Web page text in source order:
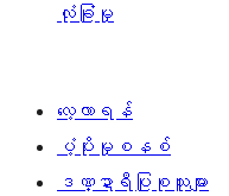
လုံခြုံမှု
လေ့လာရန်
ပံ့ပိုးမှုစနစ်
ဒဏ္ဍာရီပြုစုသူများ